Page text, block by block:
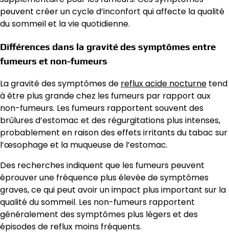
peuvent créer un cycle d’inconfort qui affecte la qualité
du sommeil et la vie quotidienne.
Différences dans la gravité des symptômes entre
fumeurs et non-fumeurs
La gravité des symptômes de reflux acide nocturne tend
à être plus grande chez les fumeurs par rapport aux
non-fumeurs. Les fumeurs rapportent souvent des
brûlures d’estomac et des régurgitations plus intenses,
probablement en raison des effets irritants du tabac sur
l’œsophage et la muqueuse de l’estomac.
Des recherches indiquent que les fumeurs peuvent
éprouver une fréquence plus élevée de symptômes
graves, ce qui peut avoir un impact plus important sur la
qualité du sommeil. Les non-fumeurs rapportent
généralement des symptômes plus légers et des
épisodes de reflux moins fréquents.